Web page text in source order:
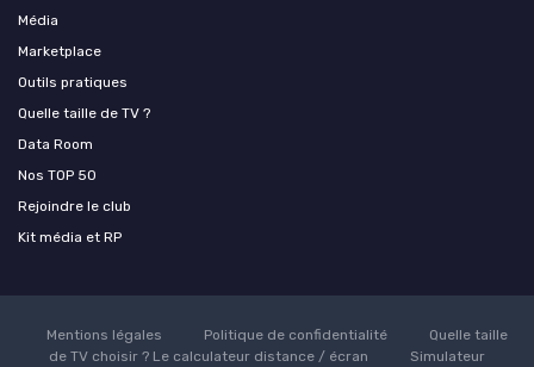
Média
Marketplace
Outils pratiques
Quelle taille de TV ?
Data Room
Nos TOP 50
Rejoindre le club
Kit média et RP
Mentions légales Politique de confidentialité
Quelle taille
de TV choisir ? Le calculateur distance / écran
Simulateur